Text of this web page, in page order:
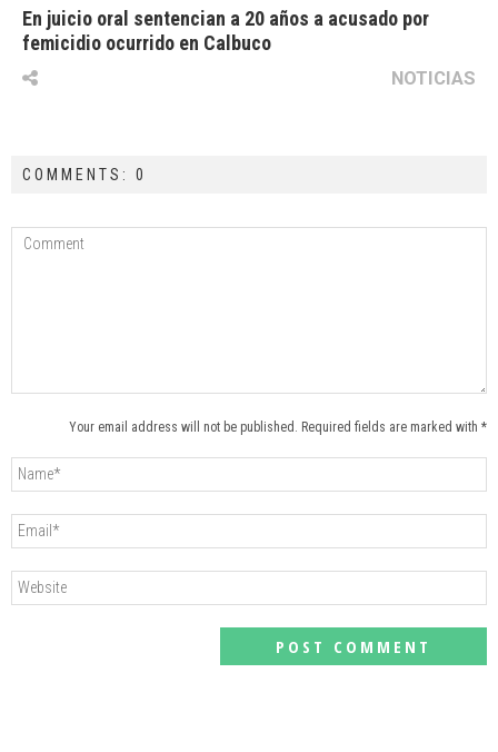
En juicio oral sentencian a 20 años a acusado por
femicidio ocurrido en Calbuco
NOTICIAS
COMMENTS: 0
Your email address will not be published. Required fields are marked with *